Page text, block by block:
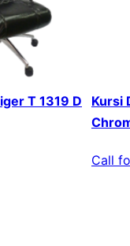
T 1319 D
Kursi
Call